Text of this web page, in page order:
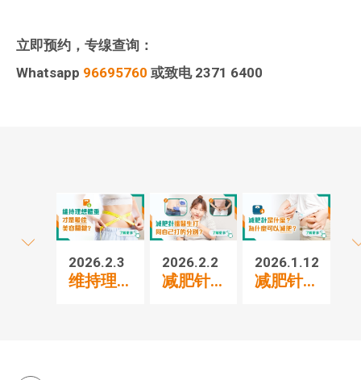
立即预约，专缐查询：
Whatsapp 96695760 或致电2371 6400
2026.2.3
维持理...
2026.2.2
减肥针...
2026.1.12
减肥针...